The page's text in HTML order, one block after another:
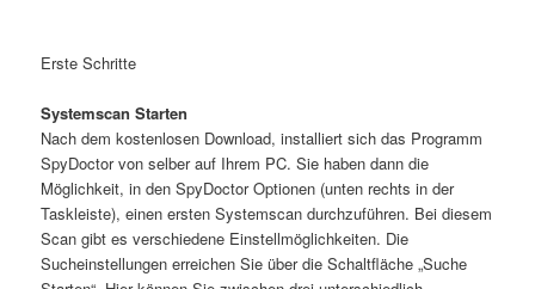
Erste Schritte
Systemscan Starten
Nach dem kostenlosen Download, installiert sich das Programm
SpyDoctor von selber auf Ihrem PC. Sie haben dann die
Möglichkeit, in den SpyDoctor Optionen (unten rechts in der
Taskleiste), einen ersten Systemscan durchzuführen. Bei diesem
Scan gibt es verschiedene Einstellmöglichkeiten. Die
Sucheinstellungen erreichen Sie über die Schaltfläche „Suche